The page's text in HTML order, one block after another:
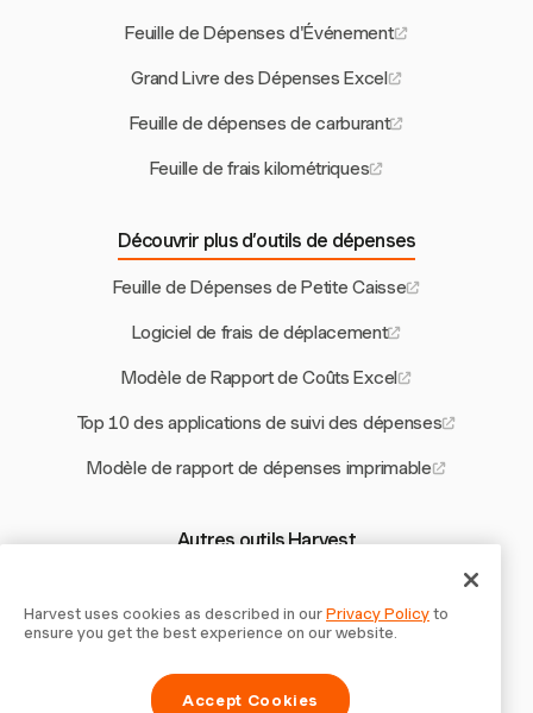
Feuille de Dépenses d'Événement
Grand Livre des Dépenses Excel
Feuille de dépenses de carburant
Feuille de frais kilométriques
Découvrir plus d’outils de dépenses
Feuille de Dépenses de Petite Caisse
Logiciel de frais de déplacement
Modèle de Rapport de Coûts Excel
Top 10 des applications de suivi des dépenses
Modèle de rapport de dépenses imprimable
Autres outils Harvest
Modèle de Contrat Mobile
Ajouter un Logo à la Facture
Harvest uses cookies as described in ourPrivacy Policyto
ensure you get the best experience on our website.
Accept Cookies